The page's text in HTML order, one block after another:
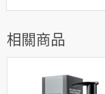
相關商品